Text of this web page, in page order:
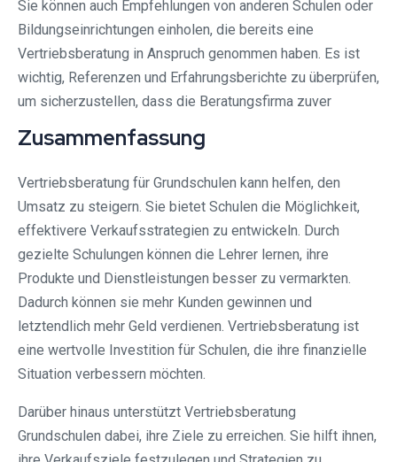
Sie können auch Empfehlungen von anderen Schulen oder
Bildungseinrichtungen einholen, die bereits eine
Vertriebsberatung in Anspruch genommen haben. Es ist
wichtig, Referenzen und Erfahrungsberichte zu überprüfen,
um sicherzustellen, dass die Beratungsfirma zuver
Zusammenfassung
Vertriebsberatung für Grundschulen kann helfen, den
Umsatz zu steigern. Sie bietet Schulen die Möglichkeit,
effektivere Verkaufsstrategien zu entwickeln. Durch
gezielte Schulungen können die Lehrer lernen, ihre
Produkte und Dienstleistungen besser zu vermarkten.
Dadurch können sie mehr Kunden gewinnen und
letztendlich mehr Geld verdienen. Vertriebsberatung ist
eine wertvolle Investition für Schulen, die ihre finanzielle
Situation verbessern möchten.
Darüber hinaus unterstützt Vertriebsberatung
Grundschulen dabei, ihre Ziele zu erreichen. Sie hilft ihnen,